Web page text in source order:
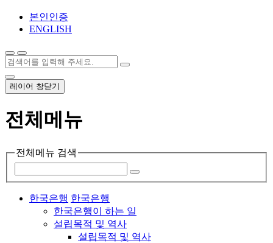
본인인증
ENGLISH
레이어 창닫기
전체메뉴
전체메뉴 검색
한국은행 한국은행
한국은행이 하는 일
설립목적 및 역사
설립목적 및 역사